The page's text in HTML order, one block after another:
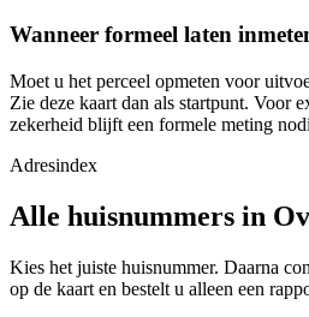
Wanneer formeel laten
Moet u het perceel opmeten voor
Zie deze kaart dan als startpunt. Voor
zekerheid blijft een formele meting
Adresindex
Alle huisnummers in
Kies het juiste huisnummer. Daarna
op de kaart en bestelt u alleen een